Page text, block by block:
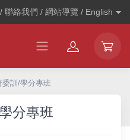
聯絡我們 / 網站導覽 / English
委訓/學分專班
分專班